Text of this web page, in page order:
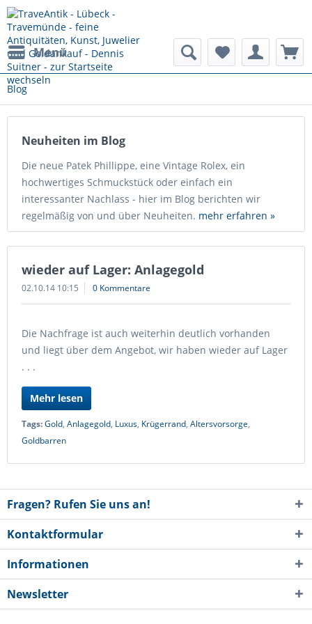
Menü
Blog
Neuheiten im Blog
Die neue Patek Phillippe, eine Vintage Rolex, ein
hochwertiges Schmuckstück oder einfach ein
interessanter Nachlass - hier im Blog berichten wir
regelmäßig von und über Neuheiten. mehr erfahren »
wieder auf Lager: Anlagegold
02.10.14 10:15 0 Kommentare
Die Nachfrage ist auch weiterhin deutlich vorhanden
und liegt über dem Angebot, wir haben wieder auf Lager
. . .
Mehr lesen
Tags:Gold, Anlagegold, Luxus, Krügerrand, Altersvorsorge,
Goldbarren
Fragen? Rufen Sie uns an!
Kontaktformular
Informationen
Newsletter